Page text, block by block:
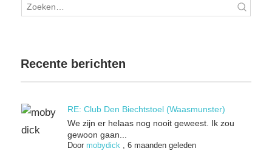
Recente berichten
RE: Club Den Biechtstoel (Waasmunster)
We zijn er helaas nog nooit geweest. Ik zou
gewoon gaan...
Door mobydick, 6 maanden geleden